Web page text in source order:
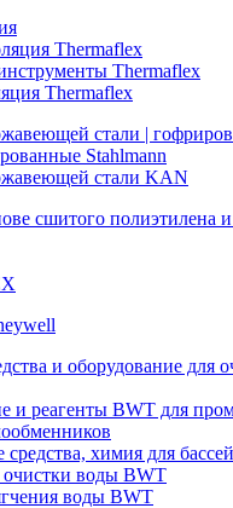
Thermaflex
Thermaflex
Thermaflex
стали |
Stahlmann
стали KAN
сшитого полиэтилена
и оборудование для
и реагенты BWT для
химия для
воды BWT
воды BWT